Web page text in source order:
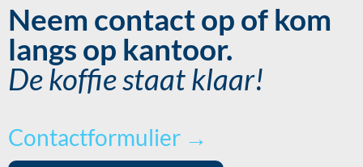
Neem contact op of kom
langs op kantoor.
De koffie staat klaar!
Contactformulier →